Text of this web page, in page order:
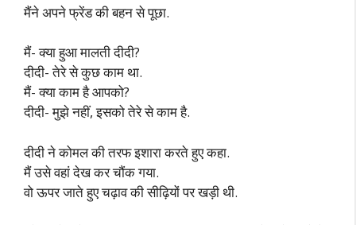
मैंने अपने फ्रेंड की बहन से पूछा.
मैं- क्या हुआ मालती दीदी?
दीदी- तेरे से कुछ काम था.
मैं- क्या काम है आपको?
दीदी- मुझे नहीं, इसको तेरे से काम है.
दीदी ने कोमल की तरफ इशारा करते हुए कहा.
मैं उसे वहां देख कर चौंक गया.
वो ऊपर जाते हुए चढ़ाव की सीढ़ियों पर खड़ी थी.